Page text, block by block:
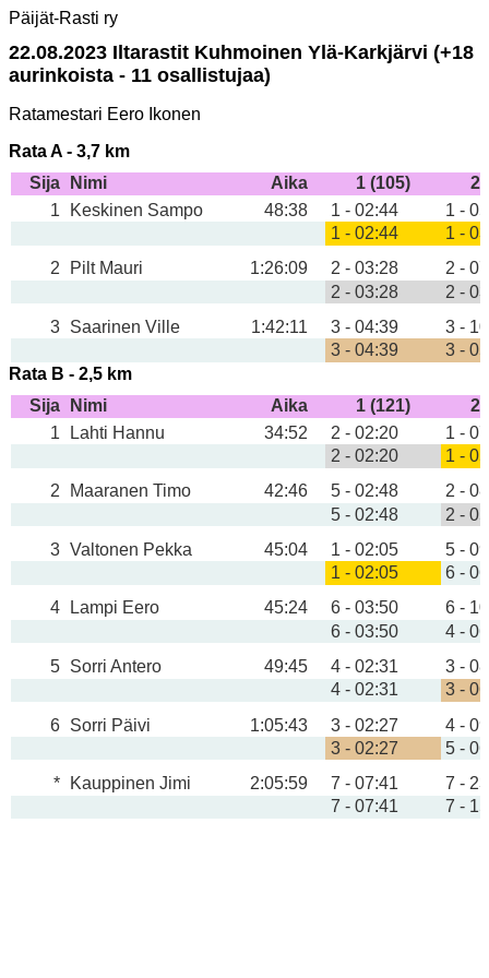
Päijät-Rasti ry
22.08.2023 Iltarastit Kuhmoinen Ylä-Karkjärvi (+18
aurinkoista - 11 osallistujaa)
Ratamestari Eero Ikonen
Rata A - 3,7 km
Sija
Nimi Aika 1 (105)
2
1
Keskinen Sampo 48:38 1 - 02:44
1 -
1 - 02:44
1 -
2
Pilt Mauri 1:26:09 2 - 03:28
2 -
2 - 03:28
2 -
3
Saarinen Ville 1:42:11 3 - 04:39
3 -
3 - 04:39
3 -
Rata B - 2,5 km
Sija
Nimi Aika 1 (121)
2
1
Lahti Hannu 34:52 2 - 02:20
1 -
2 - 02:20
1 -
2
Maaranen Timo 42:46 5 - 02:48
2 -
5 - 02:48
2 -
3 Valtonen Pekka 45:04 1 - 02:05
5 -
1 - 02:05
6 -
4
Lampi Eero 45:24 6 - 03:50
6 -
6 - 03:50
4 -
5
Sorri Antero 49:45 4 - 02:31
3 -
4 - 02:31
3 -
6
Sorri Päivi 1:05:43 3 - 02:27
4 -
3 - 02:27
5 -
*
Kauppinen Jimi 2:05:59 7 - 07:41
7 -
7 - 07:41
7 -